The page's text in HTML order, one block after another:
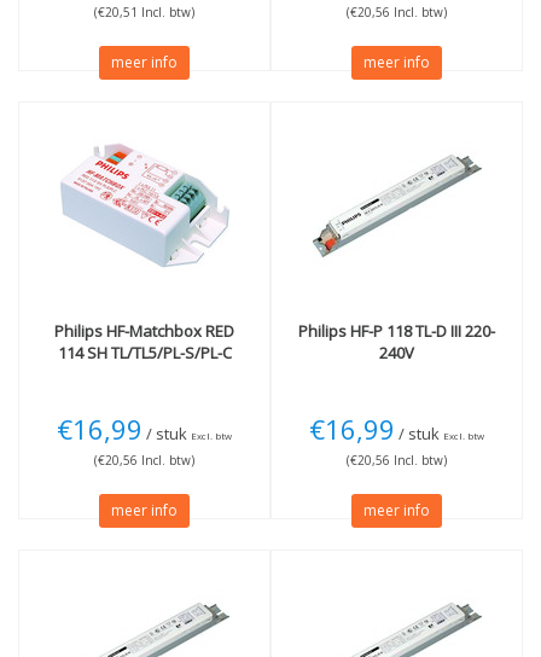
(€20,51 Incl. btw)
meer info
(€20,56 Incl. btw)
meer info
PhilipsHF-Matchbox RED
114 SH TL/TL5/PL-S/PL-C
€16,99 / stuk Excl. btw
(€20,56 Incl. btw)
meer info
PhilipsHF-P 118 TL-D III 220-
240V
€16,99 / stuk Excl. btw
(€20,56 Incl. btw)
meer info